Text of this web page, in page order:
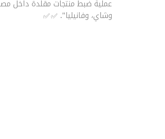
عملية ضبط منتجات مقلدة داخل
وشاي، وفانيليا".